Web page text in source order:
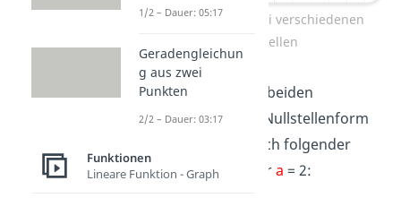
Funktion mit zwei verschiedenen
Nullstellen
Wenn du nun die beiden
Nullstellen in die Nullstellenform
einsetzt, ergibt sich folgender
Funktionsterm füra = 2:
1/2 – Dauer: 05:17
Geradengleichun
g aus zwei
Punkten
2/2 – Dauer: 03:17
Funktionen
Lineare Funktion - Graph